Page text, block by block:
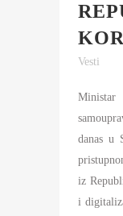
Vesti
danas u
iz
i